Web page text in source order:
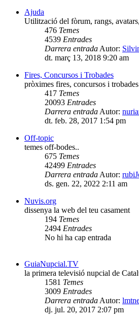
Ajuda
Utilització del fòrum, rangs,
476 Temes
4539 Entrades
Darrera entrada Autor:
dt. març 13, 2018 9:20 am
Fires, Concursos i Trobades
pròximes fires, concursos i
417 Temes
20093 Entrades
Darrera entrada Autor:
dt. feb. 28, 2017 1:54 pm
Off-topic
temes off-bodes..
675 Temes
42499 Entrades
Darrera entrada Autor:
ds. gen. 22, 2022 2:11 am
Nuvis.org
dissenya la web del teu casament
194 Temes
2494 Entrades
No hi ha cap entrada
GuiaNupcial.TV
la primera televisió nupcial de
1581 Temes
3009 Entrades
Darrera entrada Autor:
dj. jul. 20, 2017 2:07 pm